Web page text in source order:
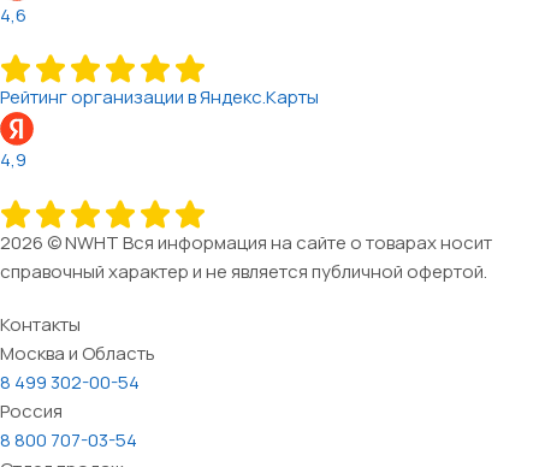
4,6
Рейтинг организации в Яндекс.Карты
4,9
2026 © NWHT Вся информация на сайте о товарах носит
справочный характер и не является публичной офертой.
Контакты
Москва и Область
8 499 302-00-54
Россия
8 800 707-03-54